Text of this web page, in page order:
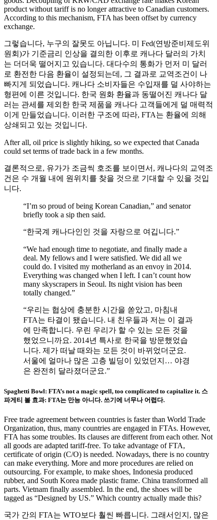
product without tariff is no longer attractive to Canadian customers.
According to this mechanism, FTA has been offset by currency
exchange.
그렇습니다, 누구의 잘못도 아닙니다. 미 Fed(연방준비제도위
원회)가 기준금리 인상을 결의한 이후로 캐나다 달러의 가치
는 더더욱 떨어지고 있습니다. 대다수의 통화가 먼저 미 달러
로 환전한 다음 환율이 설정되는데, 그 결과로 교역조건이 나
빠지게 되었습니다. 캐나다 소비자들은 수입재를 덜 사야하는
형편에 이른 것입니다. 한국 원화 환율과 동떨어진 캐나다 달
러는 관세를 제외한 한국 제품을 캐나다 고객들에게 덜 매력적
이게 만들었습니다. 이러한 구조에 따라, FTA는 환율에 의해
상쇄되고 있는 것입니다.
After all, oil price is slightly hiking, so we expected that Canada
could set terms of trade back in a few months.
결론적으로, 유가가 조금씩 호조를 보이면서, 캐나다의 교역조
건은 수 개월 내에 원위치를 찾을 것으로 기대할 수 있을 것입
니다.
“I’m so proud of being Korean Canadian,” and senator
briefly took a sip then said.
“한국계 캐나다인인 것을 자랑으로 여깁니다.”
“We had enough time to negotiate, and finally made a
deal. My fellows and I were satisfied. We did all we
could do. I visited my motherland as an envoy in 2014.
Everything was changed when I left. I can’t count how
many skyscrapers in Seoul. Its night vision has been
totally changed.”
“우리는 협상에 충분한 시간을 쏟았고, 마침내
FTA는 타결이 됐습니다. 내 친우들과 저는 이 결과
에 만족합니다. 우린 우리가 할 수 있는 모든 것을
했었으니까요. 2014년 특사로 한국을 방문했었습
니다. 제가 떠날 때와는 모든 것이 바뀌었더군요.
서울에 얼마나 많은 고층 빌딩이 있었던지… 야경
은 완전히 달라졌더군요.”
Spaghetti Bowl: FTA’s not a magic spell, too complicated to capitalize it. 스
파게티 볼 효과: FTA는 만능 아니다. 쓰기에 너무나 어렵다.
Free trade agreement between countries is faster than World Trade
Organization, thus, many countries are engaged in FTAs. However,
FTA has some troubles. Its clauses are different from each other. Not
all goods are adapted tariff-free. To take advantage of FTA,
certificate of origin (C/O) is needed. Nowadays, there is no country
can make everything. More and more procedures are relied on
outsourcing. For example, to make shoes, Indonesia produced
rubber, and South Korea made plastic frame. China transformed all
parts. Vietnam finally assembled. In the end, the shoes will be
tagged as “Designed by US.” Which country actually made this?
국가 간의 FTA는 WTO보다 훨씬 빠릅니다. 그래서인지, 많은